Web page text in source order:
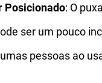
Posicionado: O
ser um pouco
pessoas ao